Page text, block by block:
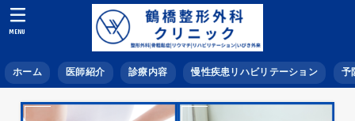
ホーム 医師紹介 診療内容 慢性疾患リハビリテーション 予
MENU